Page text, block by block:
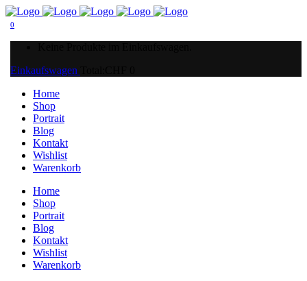
0
Einkaufswagen
Home
Shop
Portrait
Blog
Kontakt
Wishlist
Warenkorb
Home
Shop
Portrait
Blog
Kontakt
Wishlist
Warenkorb